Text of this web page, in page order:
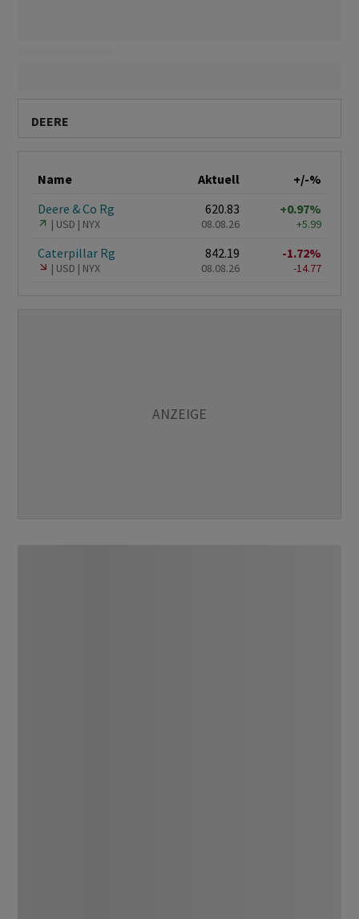
DEERE
Name Aktuell
+/-%
Deere & Co Rg
USD NYX
620.83
08.08.26
+0.97%
+5.99
Caterpillar Rg
USD NYX
842.19
08.08.26
-1.72%
-14.77